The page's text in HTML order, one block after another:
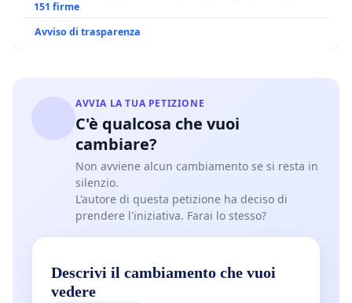
Polo tariffa a € 1,50
151 firme
Avviso di trasparenza
AVVIA LA TUA PETIZIONE
C'è qualcosa che vuoi
cambiare?
Non avviene alcun cambiamento se si resta in
silenzio.
L'autore di questa petizione ha deciso di
prendere l'iniziativa. Farai lo stesso?
Descrivi il cambiamento che vuoi
vedere